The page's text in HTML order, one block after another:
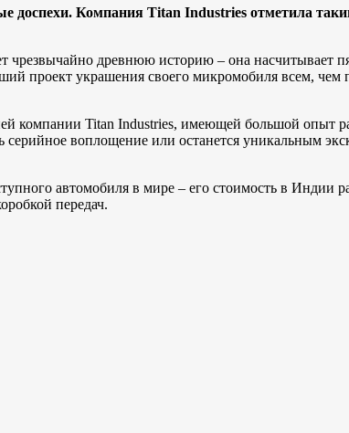
доспехи. Компания Titan Industries отметила
древнюю историю – она насчитывает
проект украшения своего микромобиля всем, чем
компании Titan Industries, имеющей большой опыт
воплощение или останется уникальным
автомобиля в мире – его стоимость в Индии
передач.